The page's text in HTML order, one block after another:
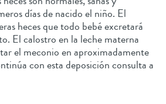
días de nacido el niño. El
heces que todo bebé excretará
El calostro en la leche materna
el meconio en aproximadamente
con esta deposición consulta a